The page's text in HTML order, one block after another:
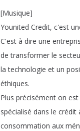
[Musique]
Younited Credit, c'est
C'est à dire une
de transformer le
la technologie et un
éthiques.
Plus précisément on est
spécialisé dans le crédit
consommation aux